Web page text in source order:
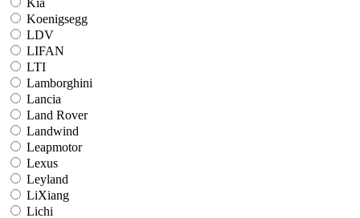
Koenigsegg
LDV
LIFAN
LTI
Lamborghini
Lancia
Land Rover
Landwind
Leapmotor
Lexus
Leyland
LiXiang
Lichi